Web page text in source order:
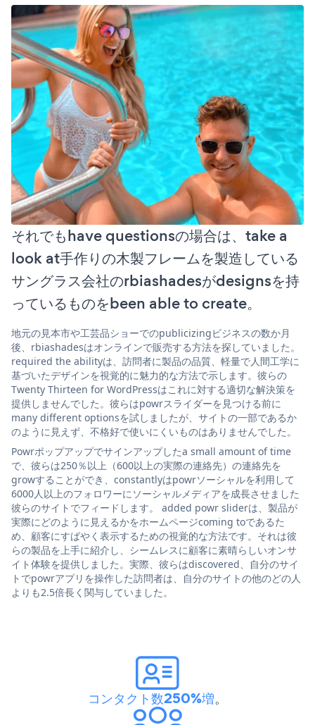
それでもhave questionsの場合は、take a
look at手作りの木製フレームを製造している
サングラス会社のrbiashadesがdesignsを持
っているものをbeen able to create。
地元の見本市や工芸品ショーでのpublicizingビジネスの数か月
後、rbiashadesはオンラインで販売する方法を探していました。
required the abilityは、訪問者に製品の品質、軽量で人間工学に
基づいたデザインを視覚的に魅力的な方法で示します。彼らの
Twenty Thirteen for WordPressはこれに対する適切な解決策を
提供しませんでした。彼らはpowrスライダーを見つける前に
many different optionsを試しましたが、サイトの一部であるか
のように見えず、不格好で使いにくいものはありませんでした。
Powrポップアップでサインアップしたa small amount of time
で、彼らは250％以上（600以上の実際の連絡先）の連絡先を
growすることができ、constantlyはpowrソーシャルを利用して
6000人以上のフォロワーにソーシャルメディアを成長させました
彼らのサイトでフィードします。 added powr sliderは、製品が
実際にどのように見えるかをホームページcoming toであるた
め、顧客にすばやく表示するための視覚的な方法です。それは彼
らの製品を上手に紹介し、シームレスに顧客に素晴らしいオンサ
イト体験を提供しました。実際、彼らはdiscovered、自分のサイ
トでpowrアプリを操作した訪問者は、自分のサイトの他のどの人
よりも2.5倍長く関与していました。
コンタクト数250%増。